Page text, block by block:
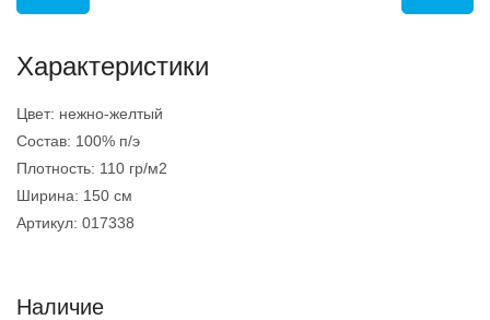
Характеристики
Цвет: нежно-желтый
Состав: 100% п/э
Плотность: 110 гр/м2
Ширина: 150 см
Артикул: 017338
Наличие